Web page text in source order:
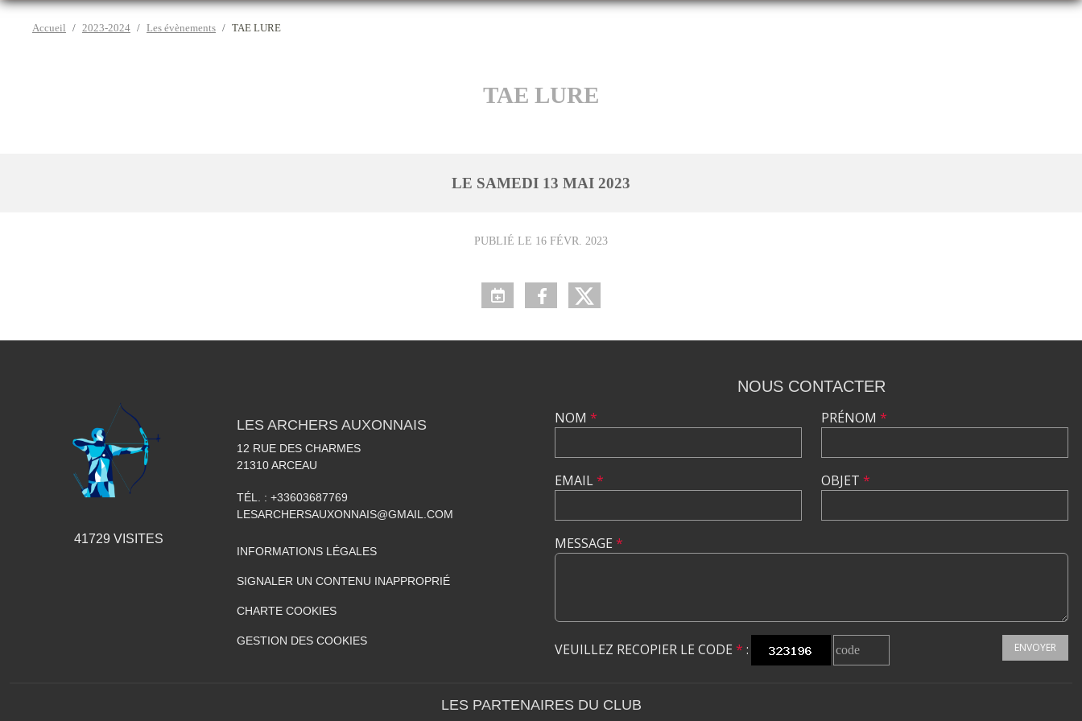
Accueil 2023-2024 Les évènements TAE LURE
TAE LURE
LE SAMEDI 13 MAI 2023
PUBLIÉ LE 16 FÉVR. 2023
41729 VISITES
LES ARCHERS AUXONNAIS
12 RUE DES CHARMES
21310ARCEAU
TÉL. : +33603687769
LESARCHERSAUXONNAIS@GMAIL.COM
INFORMATIONS LÉGALES
SIGNALER UN CONTENU INAPPROPRIÉ
CHARTE COOKIES
GESTION DES COOKIES
NOUS CONTACTER
NOM *
EMAIL*
PRÉNOM *
OBJET *
MESSAGE *
VEUILLEZ RECOPIER LE CODE * : ENVOYER
LES PARTENAIRES DU CLUB